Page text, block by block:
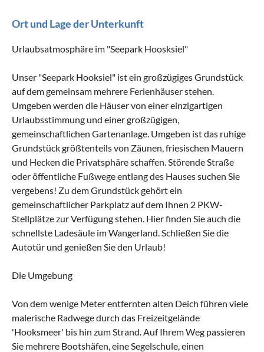
Ort und Lage der Unterkunft
Urlaubsatmosphäre im "Seepark Hoosksiel"
Unser "Seepark Hooksiel" ist ein großzügiges Grundstück
auf dem gemeinsam mehrere Ferienhäuser stehen.
Umgeben werden die Häuser von einer einzigartigen
Urlaubsstimmung und einer großzügigen,
gemeinschaftlichen Gartenanlage. Umgeben ist das ruhige
Grundstück größtenteils von Zäunen, friesischen Mauern
und Hecken die Privatsphäre schaffen. Störende Straße
oder öffentliche Fußwege entlang des Hauses suchen Sie
vergebens! Zu dem Grundstück gehört ein
gemeinschaftlicher Parkplatz auf dem Ihnen 2 PKW-
Stellplätze zur Verfügung stehen. Hier finden Sie auch die
schnellste Ladesäule im Wangerland. Schließen Sie die
Autotür und genießen Sie den Urlaub!
Die Umgebung
Von dem wenige Meter entfernten alten Deich führen viele
malerische Radwege durch das Freizeitgelände
'Hooksmeer' bis hin zum Strand. Auf Ihrem Weg passieren
Sie mehrere Bootshäfen, eine Segelschule, einen